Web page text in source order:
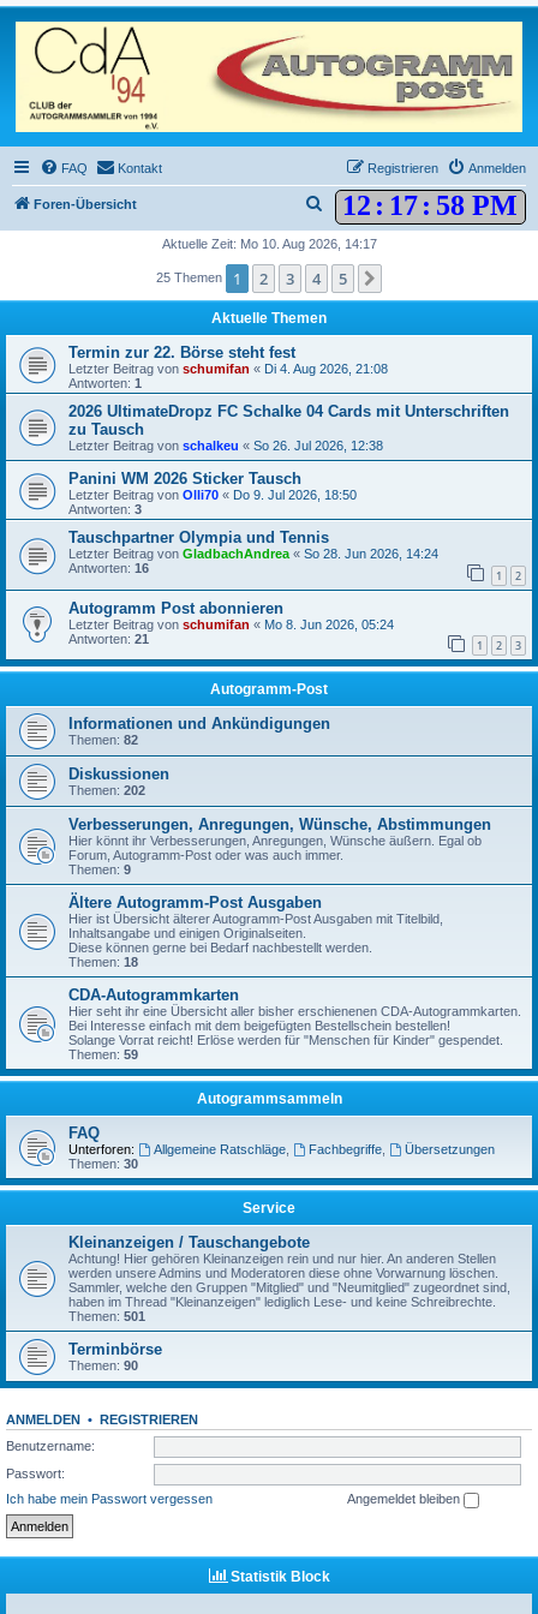
FAQ Kontakt Anmelden
Registrieren
Foren-Übersicht 12 : 17: 58 PM
u
h
e
Aktuelle Zeit: Mo 10. Aug 2026, 14:17
25 Themen 1 2 3 4 5
Aktuelle Themen
Termin zur 22. Börse steht fest
Letzter Beitrag von schumifan « Di 4. Aug 2026, 21:08
Antworten: 1
2026 UltimateDropz FC Schalke 04 Cards mit Unterschriften
zu Tausch
Letzter Beitrag von schalkeu « So 26. Jul 2026, 12:38
Panini WM 2026 Sticker Tausch
Letzter Beitrag von Olli70 « Do 9. Jul 2026, 18:50
Antworten: 3
Tauschpartner Olympia und Tennis
Letzter Beitrag von GladbachAndrea « So 28. Jun 2026, 14:24
Antworten: 16 1 2
Autogramm Post abonnieren
Letzter Beitrag von schumifan « Mo 8. Jun 2026, 05:24
Antworten: 21 1 2 3
Autogramm-Post
Informationen und Ankündigungen
Themen: 82
Diskussionen
Themen: 202
Verbesserungen, Anregungen, Wünsche, Abstimmungen
Hier könnt ihr Verbesserungen, Anregungen, Wünsche äußern. Egal ob
Forum, Autogramm-Post oder was auch immer.
Themen: 9
Ältere Autogramm-Post Ausgaben
Hier ist Übersicht älterer Autogramm-Post Ausgaben mit Titelbild,
Inhaltsangabe und einigen Originalseiten.
Diese können gerne bei Bedarf nachbestellt werden.
Themen: 18
CDA-Autogrammkarten
Hier seht ihr eine Übersicht aller bisher erschienenen CDA-Autogrammkarten.
Bei Interesse einfach mit dem beigefügten Bestellschein bestellen!
Solange Vorrat reicht! Erlöse werden für "Menschen für Kinder" gespendet.
Themen: 59
Autogrammsammeln
FAQ
Unterforen: Allgemeine Ratschläge, Fachbegriffe,
Übersetzungen
Themen: 30
Service
Kleinanzeigen / Tauschangebote
Achtung! Hier gehören Kleinanzeigen rein und nur hier. An anderen Stellen
werden unsere Admins und Moderatoren diese ohne Vorwarnung löschen.
Sammler, welche den Gruppen "Mitglied" und "Neumitglied" zugeordnet sind,
haben im Thread "Kleinanzeigen" lediglich Lese- und keine Schreibrechte.
Themen: 501
Terminbörse
Themen: 90
ANMELDEN •
REGISTRIEREN
Benutzername:
Passwort:
Ich habe mein Passwort vergessen
Angemeldet bleiben
Statistik Block